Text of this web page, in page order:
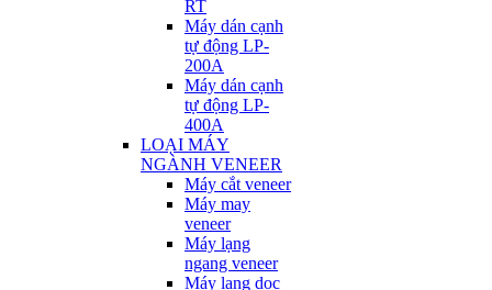
RT
Máy dán cạnh
tự động LP-
200A
Máy dán cạnh
tự động LP-
400A
LOẠI MÁY
NGÀNH VENEER
Máy cắt veneer
Máy may
veneer
Máy lạng
ngang veneer
Máy lạng dọc